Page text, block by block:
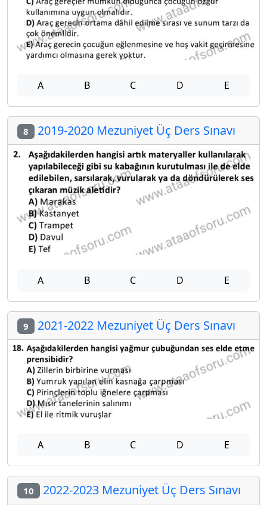
A B C D E
8 2019-2020 Mezuniyet Üç Ders Sınavı
A B C D E
9 2021-2022 Mezuniyet Üç Ders Sınavı
A B C D E
10 2022-2023 Mezuniyet Üç Ders Sınavı